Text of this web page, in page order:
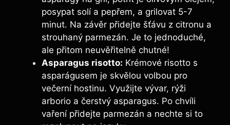
posypat solí a pepřem, a grilovat 5-7
minut. Na závěr přidejte šťávu z citronu a
strouhaný parmezán. Je to jednoduché,
ale přitom neuvěřitelně chutné!
Asparagus risotto: Krémové risotto s
asparágusem je skvělou volbou pro
večerní hostinu. Využijte vývar, rýži
arborio a čerstvý asparagus. Po chvíli
vaření přidejte parmezán a nechte si to